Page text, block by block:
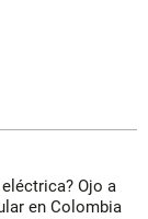
Ojo a
en Colombia